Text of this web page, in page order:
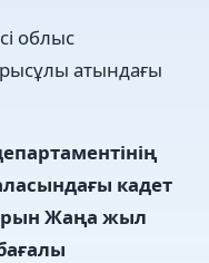
облыс
атындағы
кадет
Жаңа жыл